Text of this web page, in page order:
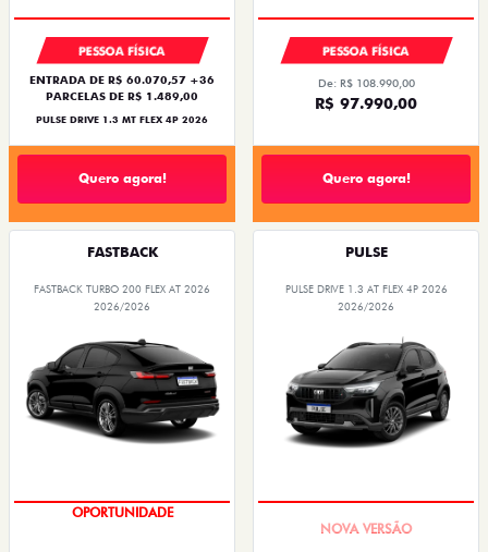
PESSOA FÍSICA
ENTRADA DE R$ 60.070,57 +36
PARCELAS DE R$ 1.489,00
PULSE DRIVE 1.3 MT FLEX 4P 2026
Quero agora!
PESSOA FÍSICA
De: R$ 108.990,00
R$ 97.990,00
Quero agora!
FASTBACK
FASTBACK TURBO 200 FLEX AT 2026
2026/2026
OPORTUNIDADE
PULSE
PULSE DRIVE 1.3 AT FLEX 4P 2026
2026/2026